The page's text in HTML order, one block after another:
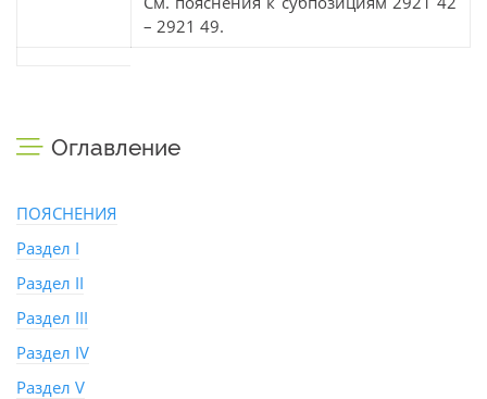
– 2921 49.
Оглавление
ПОЯСНЕНИЯ
Раздел I
Раздел II
Раздел III
Раздел IV
Раздел V